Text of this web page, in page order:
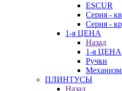
ESCUR
Серия -
Серия -
1-я ЦЕНА
Назад
1-я ЦЕНА
Ручки
ПЛИНТУСЫ
Назад